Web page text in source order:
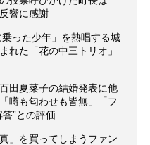
響に感謝
った少年」を熱唱する城
れた「花の中三トリオ」
田夏菜子の結婚発表に他
噂も匂わせも皆無」「フ
”との評価
」を買ってしまうファン